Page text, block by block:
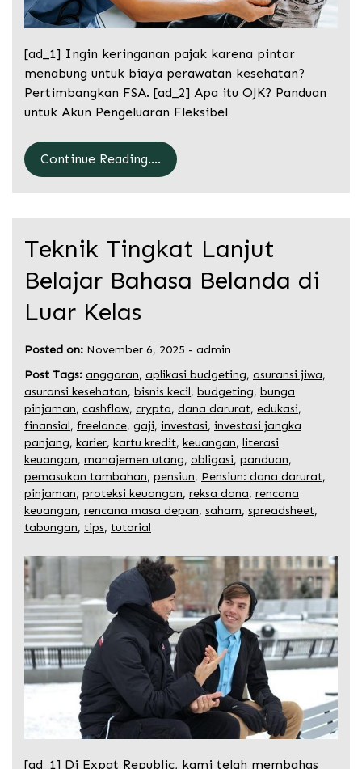
[ad_1] Ingin keringanan pajak karena pintar
menabung untuk biaya perawatan kesehatan?
Pertimbangkan FSA. [ad_2] Apa itu OJK? Panduan
untuk Akun Pengeluaran Fleksibel
Continue Reading....
Teknik Tingkat Lanjut
Belajar Bahasa Belanda di
Luar Kelas
Posted on: November 6, 2025 - admin
Post Tags: anggaran, aplikasi budgeting, asuransi jiwa,
asuransi kesehatan, bisnis kecil, budgeting, bunga
pinjaman, cashflow, crypto, dana darurat, edukasi,
finansial, freelance, gaji, investasi, investasi jangka
panjang, karier, kartu kredit, keuangan, literasi
keuangan, manajemen utang, obligasi, panduan,
pemasukan tambahan, pensiun, Pensiun: dana darurat,
pinjaman, proteksi keuangan, reksa dana, rencana
keuangan, rencana masa depan, saham, spreadsheet,
tabungan, tips, tutorial
[ad_1] Di Expat Republic, kami telah membahas